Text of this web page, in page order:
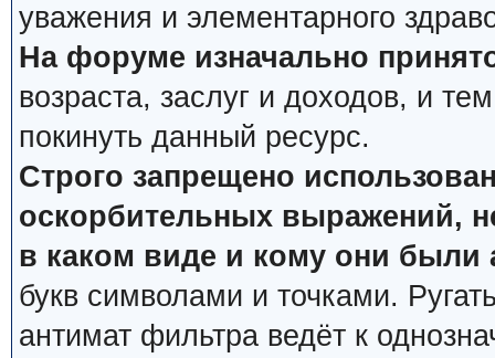
уважения и элементарного
На форуме изначально
возраста, заслуг и доходов, и
покинуть данный ресурс.
Строго запрещено
оскорбительных выражений,
в каком виде и кому они были
букв символами и точками.
антимат фильтра ведёт к